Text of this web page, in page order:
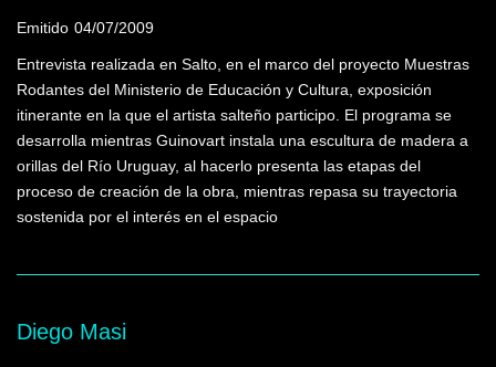
Emitido 04/07/2009
Entrevista realizada en Salto, en el marco del proyecto Muestras
Rodantes del Ministerio de Educación y Cultura, exposición
itinerante en la que el artista salteño participo. El programa se
desarrolla mientras Guinovart instala una escultura de madera a
orillas del Río Uruguay, al hacerlo presenta las etapas del
proceso de creación de la obra, mientras repasa su trayectoria
sostenida por el interés en el espacio
Diego Masi